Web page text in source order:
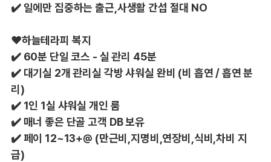
✔️ 일에만 집중하는 출근,사생활 간섭 절대 NO
❤️하늘테라피 복지
✔️ 60분 단일 코스 - 실 관리 45분
✔️ 대기실 2개 관리실 각방 샤워실 완비 (비 흡연 / 흡연 분
리)
✔️ 1인 1실 샤워실 개인 룸
✔️ 매너 좋은 단골 고객 DB 보유
✔️ 페이 12~13+@ (만근비,지명비,연장비,식비,차비 지
급)